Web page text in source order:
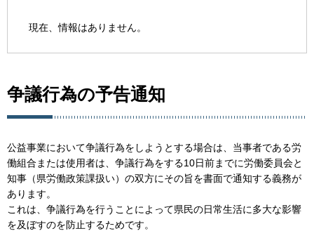
現在、情報はありません。
争議行為の予告通知
公益事業において争議行為をしようとする場合は、当事者である労
働組合または使用者は、争議行為をする10日前までに労働委員会と
知事（県労働政策課扱い）の双方にその旨を書面で通知する義務が
あります。
これは、争議行為を行うことによって県民の日常生活に多大な影響
を及ぼすのを防止するためです。